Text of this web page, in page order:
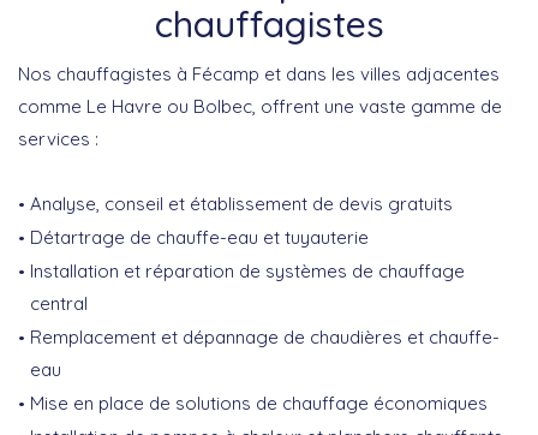
chauffagistes
Nos chauffagistes à Fécamp et dans les villes adjacentes
comme Le Havre ou Bolbec, offrent une vaste gamme de
services :
Analyse, conseil et établissement de devis gratuits
Détartrage de chauffe-eau et tuyauterie
Installation et réparation de systèmes de chauffage
central
Remplacement et dépannage de chaudières et chauffe-
eau
Mise en place de solutions de chauffage économiques